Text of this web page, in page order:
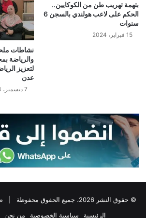
بتهمة تهريب طن من الكوكايين..
الحكم على لاعب هولندي بالسجن 6
سنوات
15 فبراير، 2024
نشاطات
والرياضة
لتعزيز
عدن
7 ديسمبر، 2024
© حقوق النشر 2026، جميع الحقوق محفوظة |
الرئيسية
سياسية الخصوصية من نحن